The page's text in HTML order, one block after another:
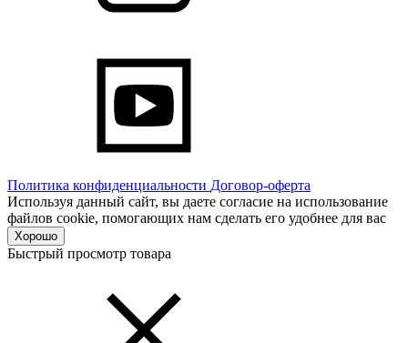
Политика конфиденциальности Договор-оферта
Используя данный сайт, вы даете согласие на использование
файлов cookie, помогающих нам сделать его удобнее для вас
Хорошо
Быстрый просмотр товара